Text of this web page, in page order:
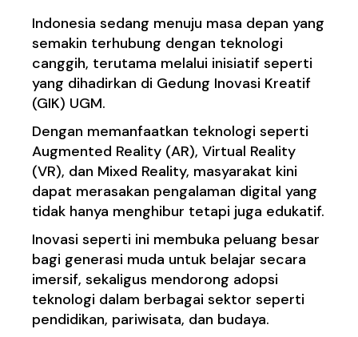
Indonesia sedang menuju masa depan yang
semakin terhubung dengan teknologi
canggih, terutama melalui inisiatif seperti
yang dihadirkan di Gedung Inovasi Kreatif
(GIK) UGM.
Dengan memanfaatkan teknologi seperti
Augmented Reality (AR), Virtual Reality
(VR), dan Mixed Reality, masyarakat kini
dapat merasakan pengalaman digital yang
tidak hanya menghibur tetapi juga edukatif.
Inovasi seperti ini membuka peluang besar
bagi generasi muda untuk belajar secara
imersif, sekaligus mendorong adopsi
teknologi dalam berbagai sektor seperti
pendidikan, pariwisata, dan budaya.